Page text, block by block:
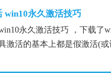
win10永久激活技巧
永久激活技巧 ，下载了
激活的基本上都是假激活(